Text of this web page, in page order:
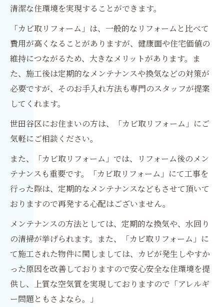
清潔な住環境を実現することができます。
「カビ取リフォーム」は、一般的なリフォームと比べて
費用が高くなることがありますが、健康面や住宅価値の
維持につながるため、大きなメリットがあります。ま
た、施工後は定期的なメンテナンスや換気などの対策が
必要ですが、そのお手入れ方法も専門のスタッフが提案
してくれます。
世田谷区にお住まいの方は、「カビ取リフォーム」にご
気軽にご相談ください。
また、「カビ取リフォーム」では、リフォーム後のメン
テナンスも重要です。「カビ取リフォーム」にて工事を
行った際は、定期的なメンテナンスなどもさせて頂いて
おりますので再発する心配はございません。
メンテナンスの方法としては、定期的な換気や、水回り
の清掃が挙げられます。また、「カビ取リフォーム」に
て施工された物件に関しましては、カビが発生しやすか
った原因を改善しておりますので安心安全な住環境を提
供し、上質な空気質を実現しておりますので「アレルギ
ー問題ともさよなら。」